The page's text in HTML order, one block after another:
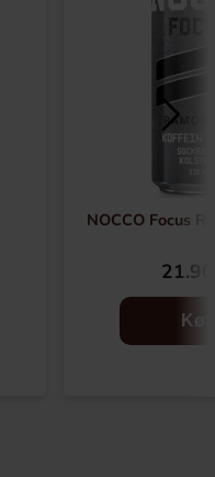
NOCCO Focus
Køb